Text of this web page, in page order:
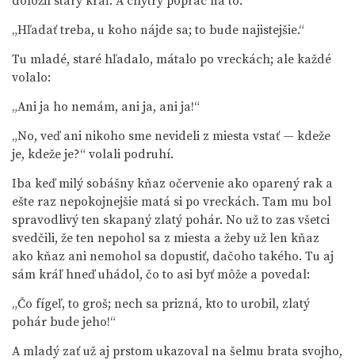
„Hľadať treba, u koho nájde sa; to bude najistejšie.“
Tu mladé, staré hľadalo, mátalo po vreckách; ale každé
volalo:
„Ani ja ho nemám, ani ja, ani ja!“
„No, veď ani nikoho sme nevideli z miesta vstať — kdeže
je, kdeže je?“ volali podruhí.
Iba keď milý sobášny kňaz očervenie ako oparený rak a
ešte raz nepokojnejšie matá si po vreckách. Tam mu bol
spravodlivý ten skapaný zlatý pohár. No už to zas všetci
svedčili, že ten nepohol sa z miesta a žeby už len kňaz
ako kňaz ani nemohol sa dopustiť, dačoho takého. Tu aj
sám kráľ hneď uhádol, čo to asi byť môže a povedal:
„Čo fígeľ, to groš; nech sa prizná, kto to urobil, zlatý
pohár bude jeho!“
A mladý zať už aj prstom ukazoval na šelmu brata svojho,